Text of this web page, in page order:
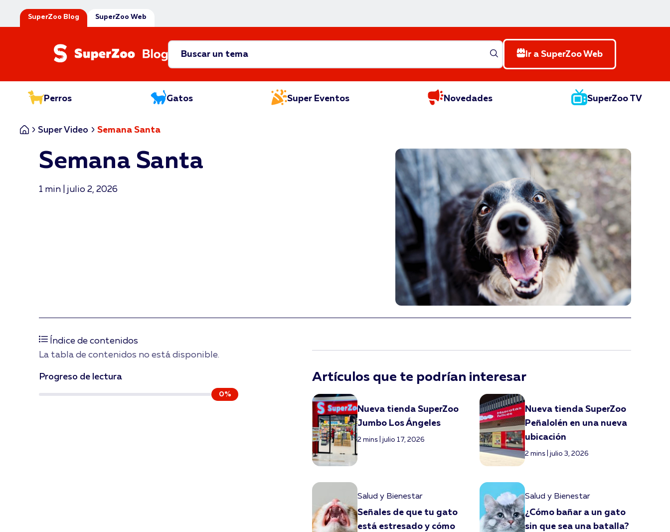
SuperZoo Blog SuperZoo Web
Ir a SuperZoo Web
Perros Gatos Super Eventos Novedades SuperZoo TV
InicioSuper Video Semana Santa
Semana Santa
1 min | julio 2, 2026
Índice de contenidos
La tabla de contenidos no está disponible.
Progreso de lectura
0%
Artículos que te podrían interesar
Nueva tienda SuperZoo
Jumbo Los Ángeles
2 mins | julio 17, 2026
Nueva tienda SuperZoo
Peñalolén en una nueva
ubicación
2 mins | julio 3, 2026
Salud y Bienestar
Señales de que tu gato
está estresado y cómo
Salud y Bienestar
¿Cómo bañar a un gato
sin que sea una batalla?